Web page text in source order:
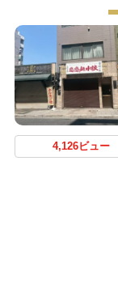
4,126ビュー